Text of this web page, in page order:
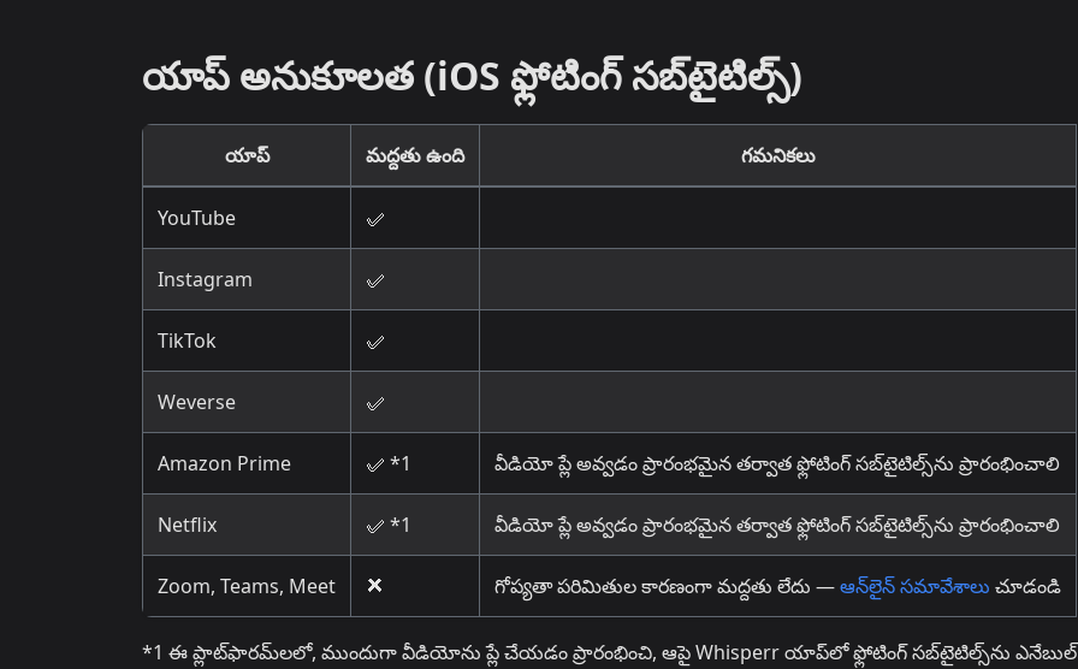
యాప్ అనుకూలత (iOS ఫ్లోటింగ్ సబ్‌టైటిల్స్)
యాప్ మద్దతు ఉంది గమనికలు
YouTube ✅
Instagram ✅
TikTok ✅
Weverse ✅
Amazon Prime ✅ *1 వీడియో ప్లే అవ్వడం ప్రారంభమైన తర్వాత ఫ్లోటింగ్ సబ్‌టైటిల్స్‌ను ప్రారంభించాలి
Netflix ✅ *1 వీడియో ప్లే అవ్వడం ప్రారంభమైన తర్వాత ఫ్లోటింగ్ సబ్‌టైటిల్స్‌ను ప్రారంభించాలి
Zoom, Teams, Meet ❌ గోప్యతా పరిమితుల కారణంగా మద్దతు లేదు —ఆన్‌లైన్ సమావేశాలు చూడండి
*1 ఈ ప్లాట్‌ఫారమ్‌లలో, ముందుగా వీడియోను ప్లే చేయడం ప్రారంభించి, ఆపై Whisperr యాప్‌లో ఫ్లోటింగ్ సబ్‌టైటిల్స్‌ను ఎనేబుల్